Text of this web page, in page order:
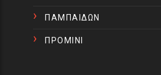
ΠΑΜΠΑΙΔΩΝ
ΠΡΟΜΙΝΙ